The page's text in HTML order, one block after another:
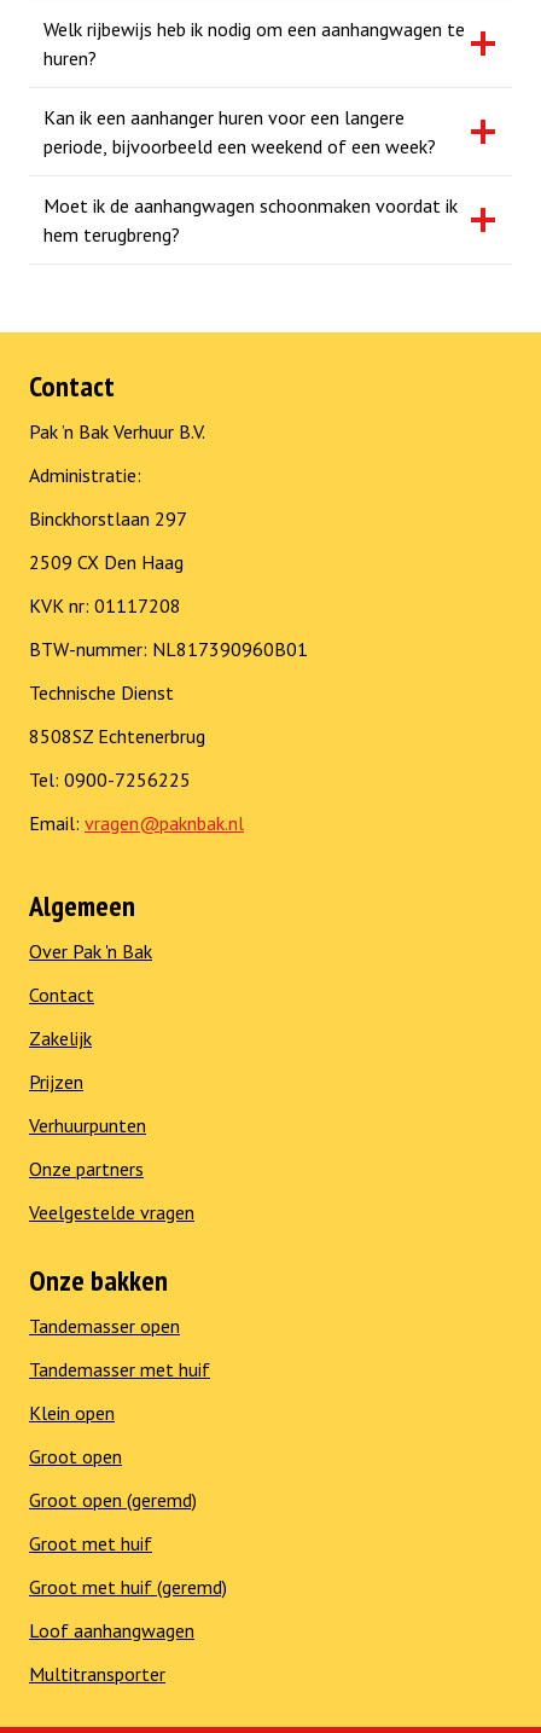
Welk rijbewijs heb ik nodig om een aanhangwagen te
huren?
Kan ik een aanhanger huren voor een langere
periode, bijvoorbeeld een weekend of een week?
Moet ik de aanhangwagen schoonmaken voordat ik
hem terugbreng?
Contact
Pak ’n Bak Verhuur B.V.
Administratie:
Binckhorstlaan 297
2509 CX Den Haag
KVK nr: 01117208
BTW-nummer: NL817390960B01
Technische Dienst
8508SZ Echtenerbrug
Tel: 0900-7256225
Email: vragen@paknbak.nl
Algemeen
Over Pak 'n Bak
Contact
Zakelijk
Prijzen
Verhuurpunten
Onze partners
Veelgestelde vragen
Onze bakken
Tandemasser open
Tandemasser met huif
Klein open
Groot open
Groot open (geremd)
Groot met huif
Groot met huif (geremd)
Loof aanhangwagen
Multitransporter